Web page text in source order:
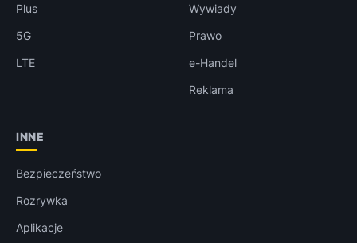
Plus
5G
LTE
Wywiady
Prawo
e-Handel
Reklama
INNE
Bezpieczeństwo
Rozrywka
Aplikacje